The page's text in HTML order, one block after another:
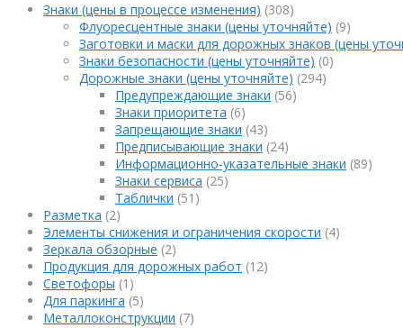
Знаки (цены в процессе изменения) (308)
Флуоресцентные знаки (цены уточняйте) (9)
Заготовки и маски для дорожных знаков (цены
Знаки безопасности (цены уточняйте) (0)
Дорожные знаки (цены уточняйте) (294)
Предупреждающие знаки (56)
Знаки приоритета (6)
Запрещающие знаки (43)
Предписывающие знаки (24)
Информационно-указательные знаки (89)
Знаки сервиса (25)
Таблички (51)
Разметка (2)
Элементы снижения и ограничения скорости (4)
Зеркала обзорные (2)
Продукция для дорожных работ (12)
Светофоры (1)
Для паркинга (5)
Металлоконструкции (7)